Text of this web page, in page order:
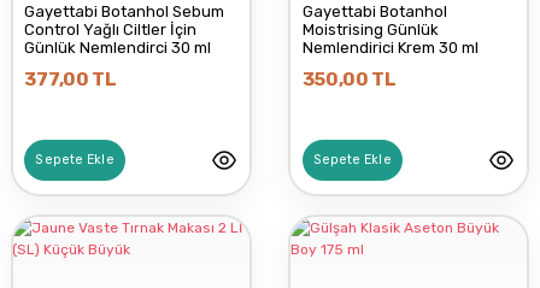
Gayettabi Botanhol Sebum
Control Yağlı Ciltler İçin
Günlük Nemlendirci 30 ml
377,00 TL
Sepete Ekle
Gayettabi Botanhol
Moistrising Günlük
Nemlendirici Krem 30 ml
350,00 TL
Sepete Ekle